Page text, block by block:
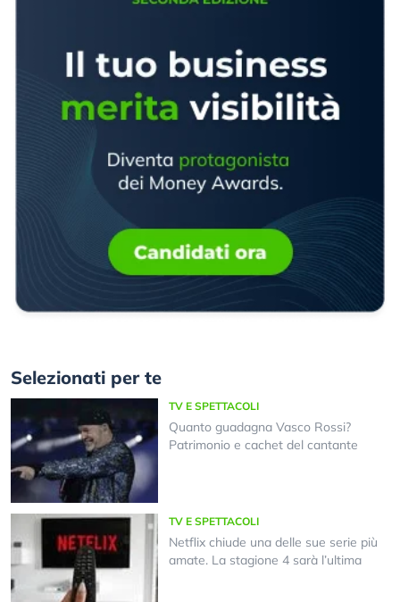
Selezionati per te
TV E SPETTACOLI
Quanto guadagna Vasco Rossi?
Patrimonio e cachet del cantante
TV E SPETTACOLI
Netflix chiude una delle sue serie più
amate. La stagione 4 sarà l’ultima